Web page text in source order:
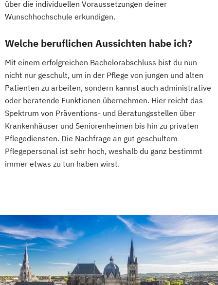
über die individuellen Voraussetzungen deiner
Wunschhochschule erkundigen.
Welche beruflichen Aussichten habe ich?
Mit einem erfolgreichen Bachelorabschluss bist du nun
nicht nur geschult, um in der Pflege von jungen und alten
Patienten zu arbeiten, sondern kannst auch administrative
oder beratende Funktionen übernehmen. Hier reicht das
Spektrum von Präventions- und Beratungsstellen über
Krankenhäuser und Seniorenheimen bis hin zu privaten
Pflegediensten. Die Nachfrage an gut geschultem
Pflegepersonal ist sehr hoch, weshalb du ganz bestimmt
immer etwas zu tun haben wirst.